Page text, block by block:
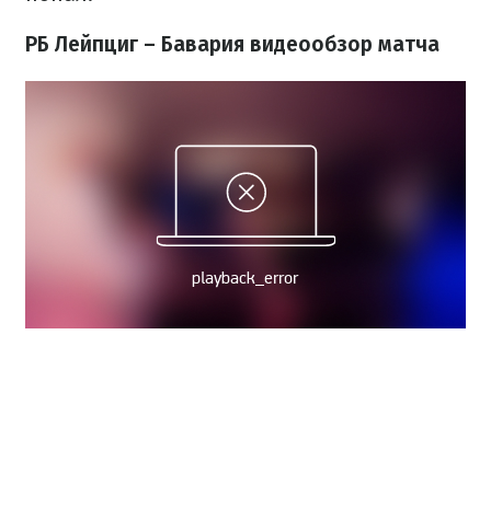
РБ Лейпциг – Бавария видеообзор матча